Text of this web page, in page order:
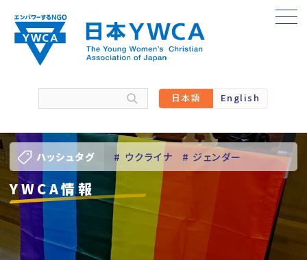
content
日本語 English
ハッシュタグ # ウクライナ # ジェンダー
# バーチャル訪問
# 人権 # 国際協力
# 地域YWCA
YWCA情報